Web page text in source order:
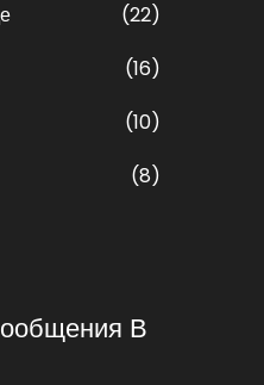
(22)
(16)
(10)
(8)
В